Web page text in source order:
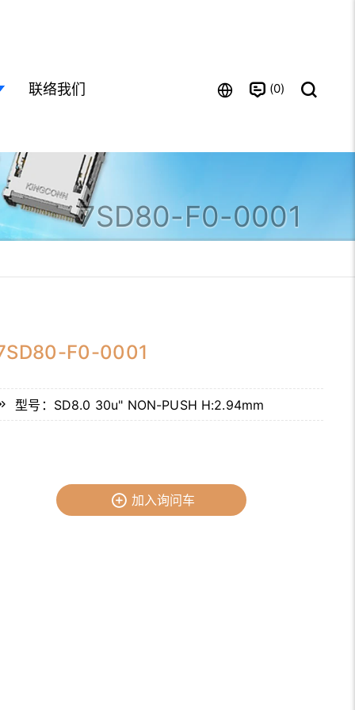
联络我们 0
7SD80-F0-0001
F0-0001
型号：SD8.0 30u" NON-PUSH H:2.94mm
加入询问车